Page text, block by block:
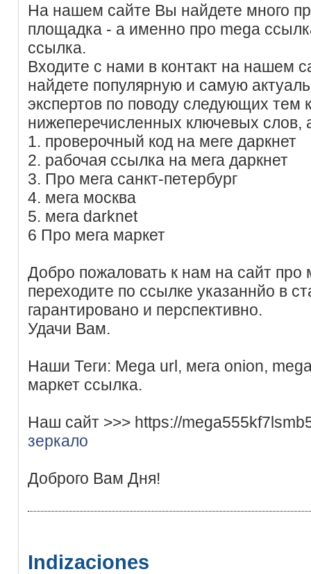
На нашем сайте Вы найдете много
площадка - а именно про mega
ссылка.
Входите с нами в контакт на нашем
найдете популярную и самую
экспертов по поводу следующих тем
нижеперечисленных ключевых слов,
1. проверочный код на меге даркнет
2. рабочая ссылка на мега даркнет
3. Про мега санкт-петербург
4. мега москва
5. мега darknet
6 Про мега маркет
Добро пожаловать к нам на сайт про
переходите по ссылке указаннйо в
гарантировано и перспективно.
Удачи Вам.
Наши Теги: Mega url, мега onion,
маркет ссылка.
Наш сайт >>> https://
зеркало
Доброго Вам Дня!
Indizaciones